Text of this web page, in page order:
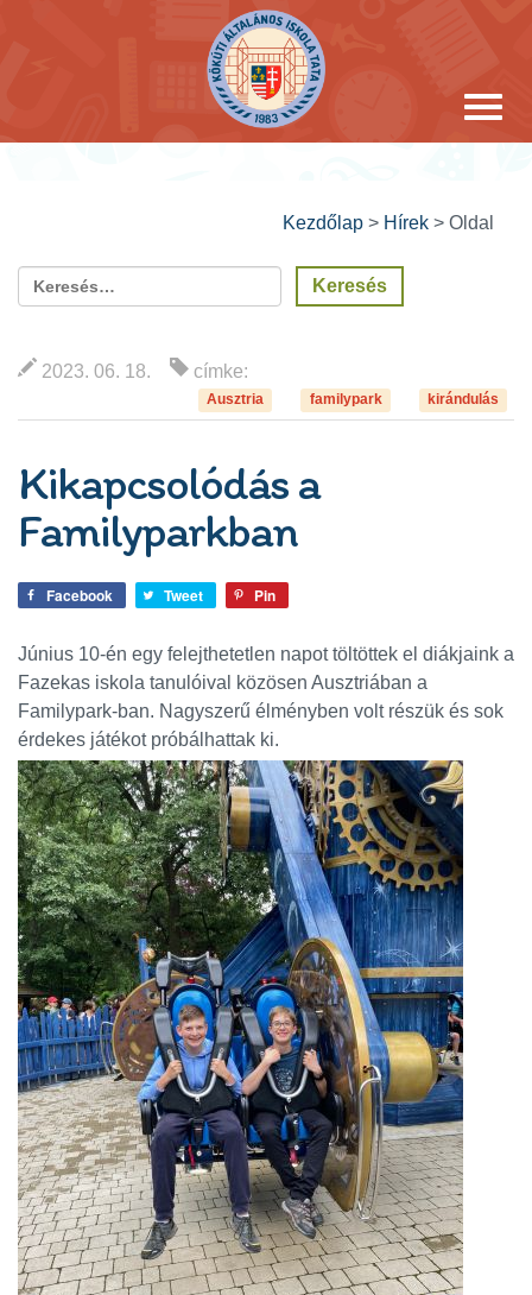
Kezdőlap > Hírek > Oldal
2023. 06. 18. címke:
Ausztria familypark kirándulás
Kikapcsolódás a
Familyparkban
Facebook Tweet Pin
Június 10-én egy felejthetetlen napot töltöttek el diákjaink a
Fazekas iskola tanulóival közösen Ausztriában a
Familypark-ban. Nagyszerű élményben volt részük és sok
érdekes játékot próbálhattak ki.